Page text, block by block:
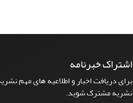
اشتراک خبرنامه
برای دریافت اخبار و اطلاعیه های مهم
نشریه مشترک شوید.